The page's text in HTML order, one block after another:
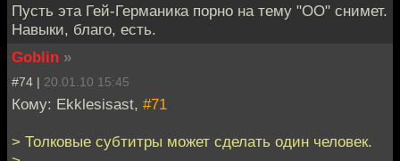
Пусть эта Гей-Германика порно на тему "ОО" снимет.
Навыки, благо, есть.
Goblin »
#74 | 20.01.10 15:45
Кому: Ekklesisast, #71
> Толковые субтитры может сделать один человек.